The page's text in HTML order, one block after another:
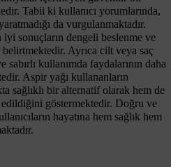
Tabii ki kullanıcı yorumlarında,
da vurgulanmaktadır.
iyi sonuçların dengeli beslenme ve
Ayrıca cilt veya saç
kullanımda faydalarının daha
Aspir yağı kullananların
sağlıklı bir alternatif olarak hem de
göstermektedir. Doğru ve
hayatına hem sağlık hem